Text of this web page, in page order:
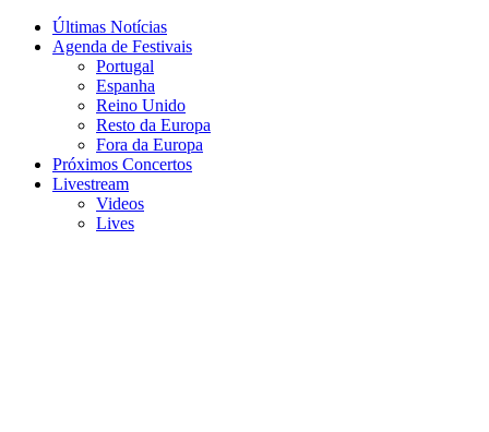
Últimas Notícias
Agenda de Festivais
Portugal
Espanha
Reino Unido
Resto da Europa
Fora da Europa
Próximos Concertos
Livestream
Videos
Lives